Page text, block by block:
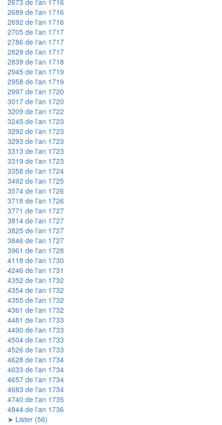
2673 de l'an 1716
2689 de l'an 1716
2692 de l'an 1716
2705 de l'an 1717
2786 de l'an 1717
2829 de l'an 1717
2839 de l'an 1718
2945 de l'an 1719
2958 de l'an 1719
2997 de l'an 1720
3017 de l'an 1720
3209 de l'an 1722
3245 de l'an 1723
3292 de l'an 1723
3293 de l'an 1723
3313 de l'an 1723
3319 de l'an 1723
3358 de l'an 1724
3492 de l'an 1725
3574 de l'an 1726
3718 de l'an 1726
3771 de l'an 1727
3814 de l'an 1727
3825 de l'an 1727
3846 de l'an 1727
3961 de l'an 1728
4118 de l'an 1730
4246 de l'an 1731
4352 de l'an 1732
4354 de l'an 1732
4355 de l'an 1732
4361 de l'an 1732
4481 de l'an 1733
4490 de l'an 1733
4504 de l'an 1733
4526 de l'an 1733
4628 de l'an 1734
4633 de l'an 1734
4657 de l'an 1734
4683 de l'an 1734
4740 de l'an 1735
4844 de l'an 1736
➤ Lister (56)